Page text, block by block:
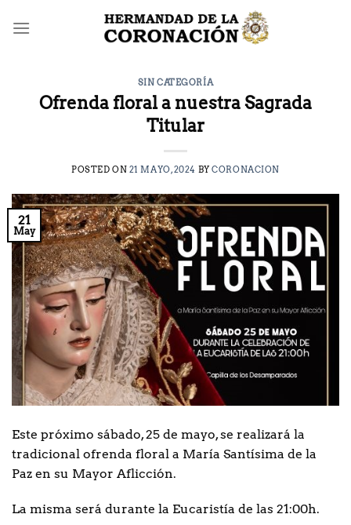
SIN CATEGORÍA
Ofrenda floral a nuestra Sagrada
Titular
POSTED ON 21 MAYO, 2024 BYCORONACION
21
May
Este próximo sábado, 25 de mayo, se realizará la
tradicional ofrenda floral a María Santísima de la
Paz en su Mayor Aflicción.
La misma será durante la Eucaristía de las 21:00h.